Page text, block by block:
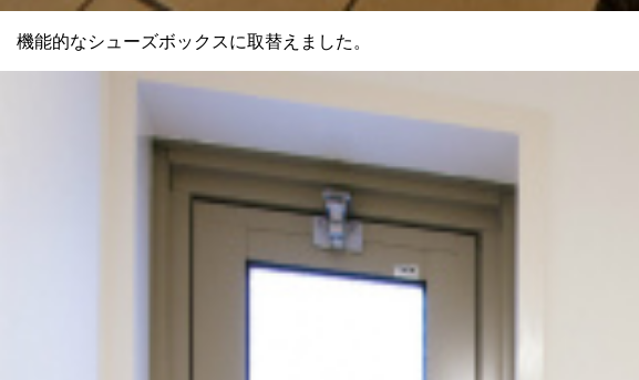
機能的なシューズボックスに取替えました。